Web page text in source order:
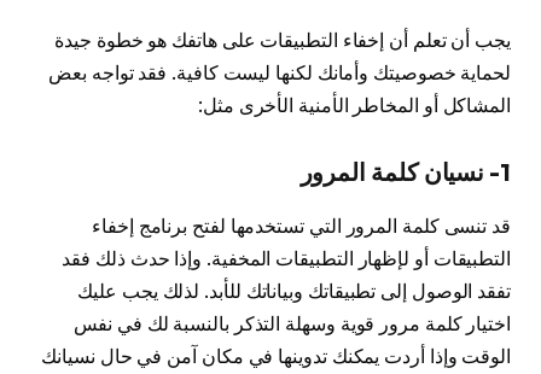
يجب أن تعلم أن إخفاء التطبيقات على هاتفك هو خطوة جيدة
لحماية خصوصيتك وأمانك لكنها ليست كافية. فقد تواجه بعض
المشاكل أو المخاطر الأمنية الأخرى مثل:
1- نسيان كلمة المرور
قد تنسى كلمة المرور التي تستخدمها لفتح برنامج إخفاء
التطبيقات أو لإظهار التطبيقات المخفية. وإذا حدث ذلك فقد
تفقد الوصول إلى تطبيقاتك وبياناتك للأبد. لذلك يجب عليك
اختيار كلمة مرور قوية وسهلة التذكر بالنسبة لك في نفس
الوقت وإذا أردت يمكنك تدوينها في مكان آمن في حال نسيانك